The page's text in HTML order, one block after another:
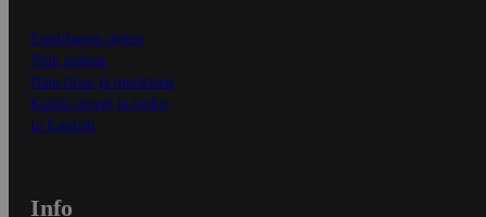
Ensitilaajan ohjeet
Näin maksat
Näin tilaat ja muokkaat
Kaikki ohjeet ja vinkit
In English
Info